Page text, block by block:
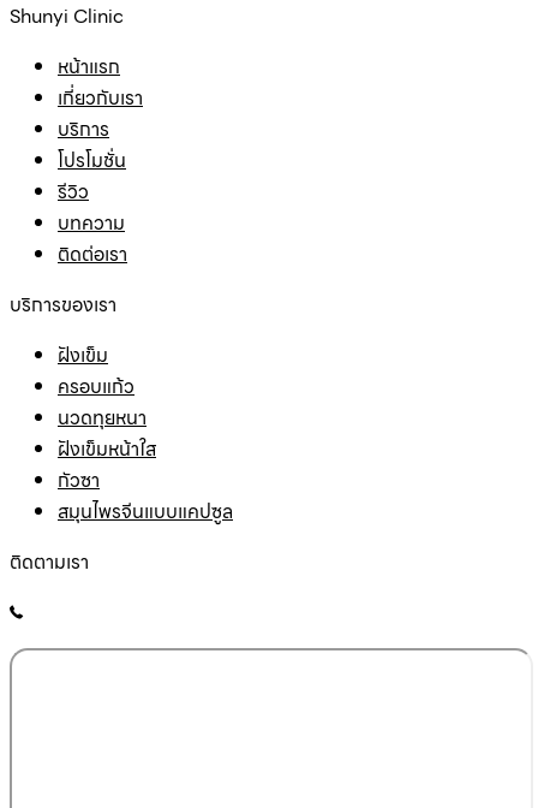
Shunyi Clinic
หน้าแรก
เกี่ยวกับเรา
บริการ
โปรโมชั่น
รีวิว
บทความ
ติดต่อเรา
บริการของเรา
ฝังเข็ม
ครอบแก้ว
นวดทุยหนา
ฝังเข็มหน้าใส
กัวซา
สมุนไพรจีนแบบแคปซูล
ติดตามเรา